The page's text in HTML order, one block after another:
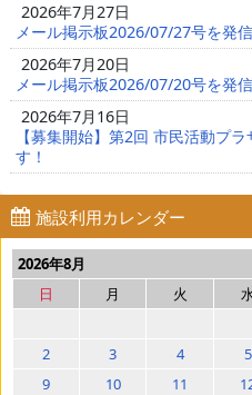
2026年7月27日
メール掲示板2026/07/27号を発
2026年7月20日
メール掲示板2026/07/20号を発
2026年7月16日
【募集開始】第2回 市民活動プ
す！
施設利用カレンダー
2026年8月
日
月 火
2
3 4 5
9
10 11